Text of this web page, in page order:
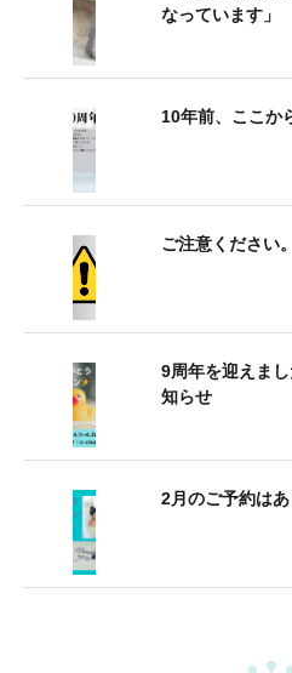
なっています」
10年前、ここか
ご注意ください。
9周年を迎えま
知らせ
2月のご予約はあ